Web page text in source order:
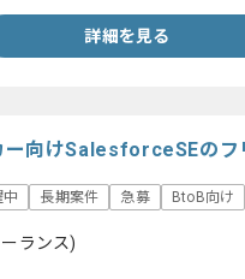
詳細を見る
向けSalesforceSEのフ
長期案件 急募 BtoB向け
ランス)